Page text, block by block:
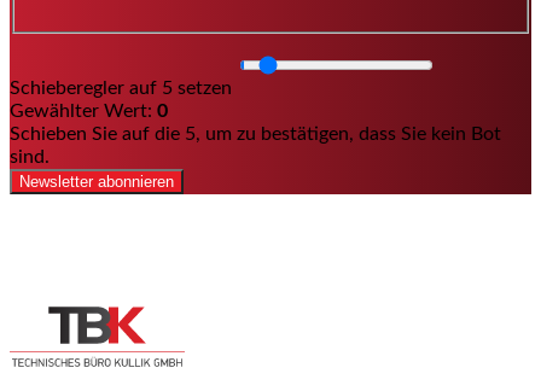
Schieberegler auf 5 setzen
Gewählter Wert: 0
Schieben Sie auf die 5, um zu bestätigen, dass Sie kein Bot
sind.
Newsletter abonnieren